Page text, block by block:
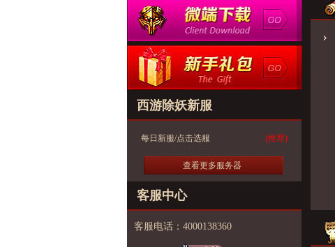
西游除妖新服
每日新服/点击选服 (推荐)
查看更多服务器
客服中心
客服电话：4000138360